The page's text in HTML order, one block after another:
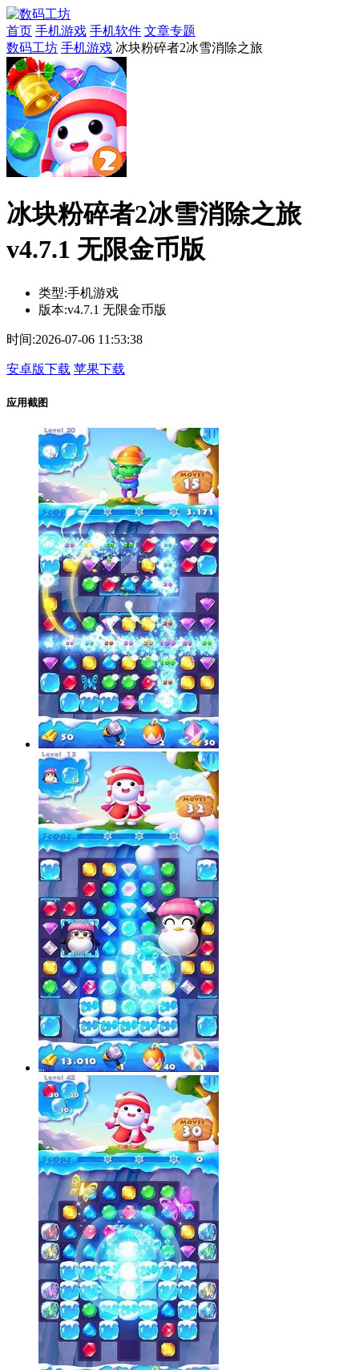
首页 手机游戏 手机软件 文章专题
数码工坊 手机游戏 冰块粉碎者2冰雪消除之旅
冰块粉碎者2冰雪消除之旅
v4.7.1 无限金币版
类型:手机游戏
版本:v4.7.1 无限金币版
时间:2026-07-06 11:53:38
安卓版下载 苹果下载
应用截图